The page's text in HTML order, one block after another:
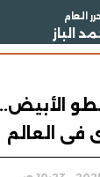
العام
الباز
فى العالم